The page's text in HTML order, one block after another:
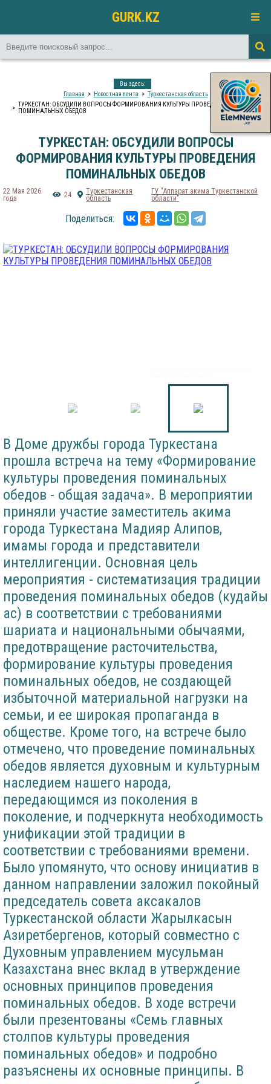
GURK.KZ
Вы здесь:
Главная
Новостная лента
Туркестанская область
ТУРКЕСТАН: ОБСУДИЛИ ВОПРОСЫ ФОРМИРОВАНИЯ КУЛЬТУРЫ ПРОВЕДЕНИЯ
ПОМИНАЛЬНЫХ ОБЕДОВ
ТУРКЕСТАН: ОБСУДИЛИ ВОПРОСЫ
ФОРМИРОВАНИЯ КУЛЬТУРЫ ПРОВЕДЕНИЯ
ПОМИНАЛЬНЫХ ОБЕДОВ
22 Мая 2026
года
24
Туркестанская
область
ГУ "Аппарат акима Туркестанской
области"
Поделиться:
В Доме дружбы города Туркестана
прошла встреча на тему «Формирование
культуры проведения поминальных
обедов - общая задача». В мероприятии
приняли участие заместитель акима
города Туркестана Мадияр Алипов,
имамы города и представители
интеллигенции. Основная цель
мероприятия - систематизация традиции
проведения поминальных обедов (кудайы
ас) в соответствии с требованиями
шариата и национальными обычаями,
предотвращение расточительства,
формирование культуры проведения
поминальных обедов, не создающей
избыточной материальной нагрузки на
семьи, и ее широкая пропаганда в
обществе. Кроме того, на встрече было
отмечено, что проведение поминальных
обедов является духовным и культурным
наследием нашего народа,
передающимся из поколения в
поколение, и подчеркнута необходимость
унификации этой традиции в
соответствии с требованиями времени.
Было упомянуто, что основу инициатив в
данном направлении заложил покойный
председатель совета аксакалов
Туркестанской области Жарылкасын
Азиретбергенов, который совместно с
Духовным управлением мусульман
Казахстана внес вклад в утверждение
основных принципов проведения
поминальных обедов. В ходе встречи
были презентованы «Семь главных
столпов культуры проведения
поминальных обедов» и подробно
разъяснены их основные принципы. В